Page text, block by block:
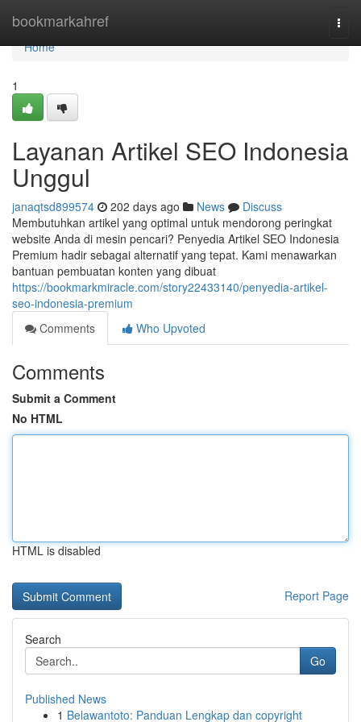
bookmarkahref
Home
Home
1
Layanan Artikel SEO Indonesia
Unggul
janaqtsd899574 202 days ago News
Discuss
Membutuhkan artikel yang optimal untuk mendorong peringkat
website Anda di mesin pencari? Penyedia Artikel SEO Indonesia
Premium hadir sebagai alternatif yang tepat. Kami menawarkan
bantuan pembuatan konten yang dibuat
https://bookmarkmiracle.com/story22433140/penyedia-artikel-
seo-indonesia-premium
Comments
Who Upvoted
Comments
Submit a Comment
No HTML
HTML is disabled
Report Page
Search
Go
Published News
1 Belawantoto: Panduan Lengkap dan copyright